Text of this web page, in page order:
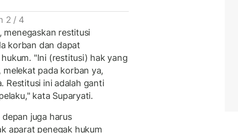
2 / 4
menegaskan restitusi
korban dan dapat
"Ini (restitusi) hak yang
pada korban ya,
Restitusi ini adalah ganti
kata Suparyati.
juga harus
aparat penegak hukum